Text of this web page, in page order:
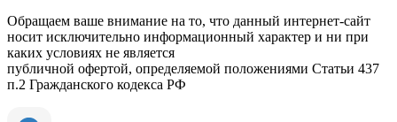
Обращаем ваше внимание на то, что данный интернет-сайт
носит исключительно информационный характер и ни при
каких условиях не является
публичной офертой, определяемой положениями Статьи 437
п.2 Гражданского кодекса РФ